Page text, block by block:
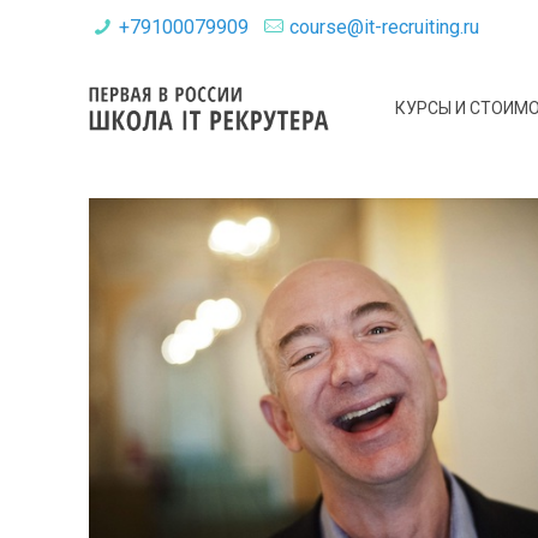
+79100079909 course@it-recruiting.ru
КУРСЫ И